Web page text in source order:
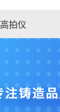
高拍仪